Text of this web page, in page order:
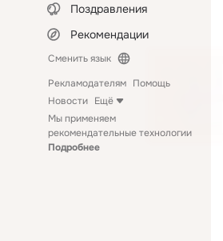
Поздравления
Рекомендации
Сменить язык
Рекламодателям Помощь
Новости Ещё
Мы применяем
рекомендательные технологии
Подробнее